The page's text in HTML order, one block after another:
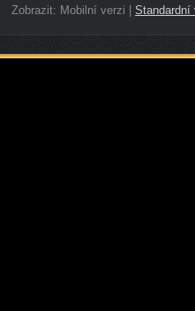
Zobrazit: Mobilní verzi | Standardní